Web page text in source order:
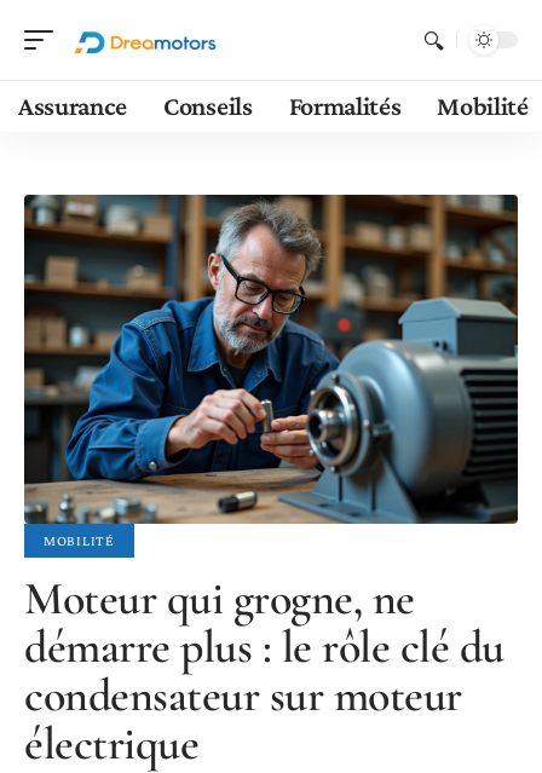
Assurance Conseils Formalités Mobilité
MOBILITÉ
Moteur qui grogne, ne
démarre plus : le rôle clé du
condensateur sur moteur
électrique